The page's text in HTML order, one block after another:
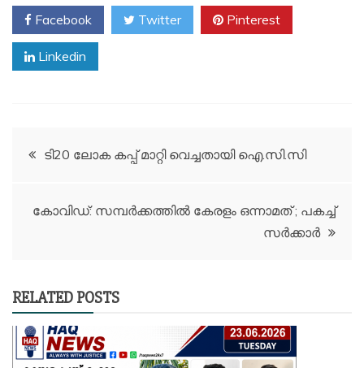
Facebook Twitter Pinterest
Linkedin
Postടി20 ലോക കപ്പ് മാറ്റി വെച്ചതായി ഐ.സി.സി
കോവിഡ്: സമ്പർക്കത്തിൽ കേരളം ഒന്നാമത് ; പകച്ച്
സർക്കാർ
RELATED POSTS